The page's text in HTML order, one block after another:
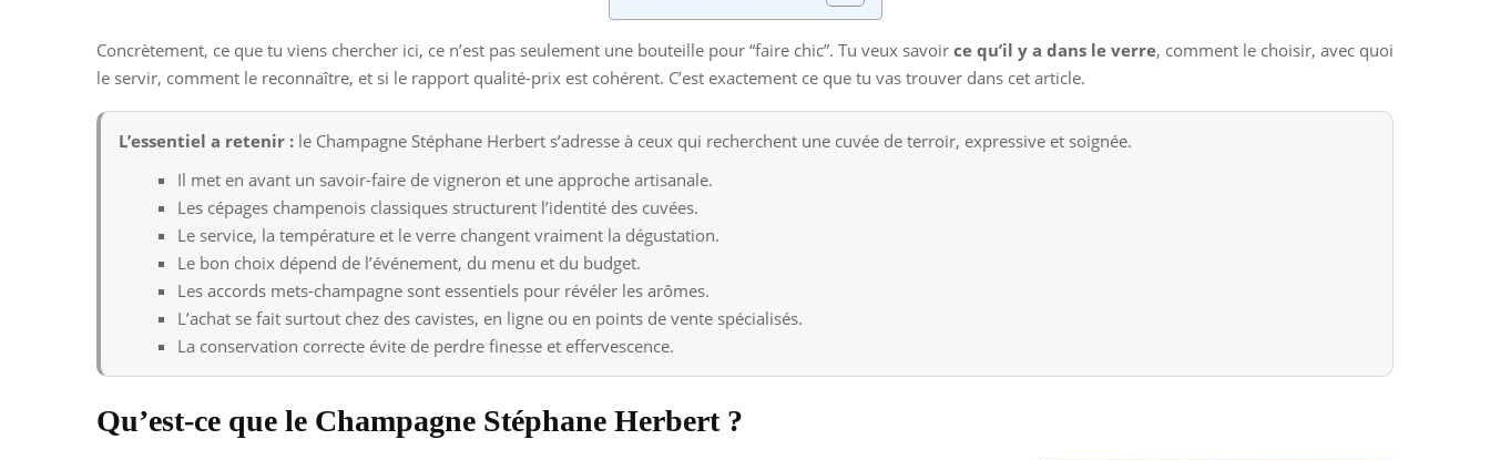
Concrètement, ce que tu viens chercher ici, ce n’est pas seulement une bouteille pour “faire chic”. Tu veux savoir ce qu’il y a dans le verre, comment le choisir, avec quoi
le servir, comment le reconnaître, et si le rapport qualité-prix est cohérent. C’est exactement ce que tu vas trouver dans cet article.
L’essentiel a retenir : le Champagne Stéphane Herbert s’adresse à ceux qui recherchent une cuvée de terroir, expressive et soignée.
Il met en avant un savoir-faire de vigneron et une approche artisanale.
Les cépages champenois classiques structurent l’identité des cuvées.
Le service, la température et le verre changent vraiment la dégustation.
Le bon choix dépend de l’événement, du menu et du budget.
Les accords mets-champagne sont essentiels pour révéler les arômes.
L’achat se fait surtout chez des cavistes, en ligne ou en points de vente spécialisés.
La conservation correcte évite de perdre finesse et effervescence.
Qu’est-ce que le Champagne Stéphane Herbert ?